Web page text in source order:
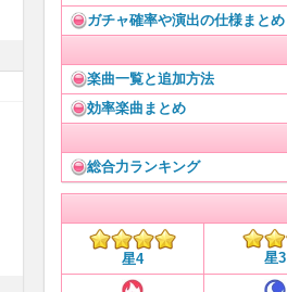
ガチャ確率や演出の仕様まとめ
楽曲一覧と追加方法
効率楽曲まとめ
総合力ランキング
星4 星3